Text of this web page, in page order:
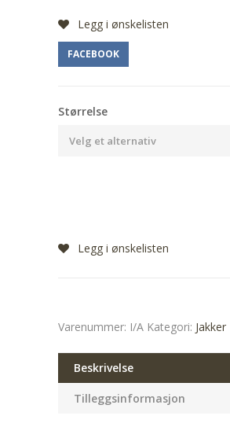
Legg i ønskelisten
FACEBOOK
Størrelse
Legg i ønskelisten
Varenummer: I/A Kategori: Jakker
Beskrivelse
Tilleggsinformasjon